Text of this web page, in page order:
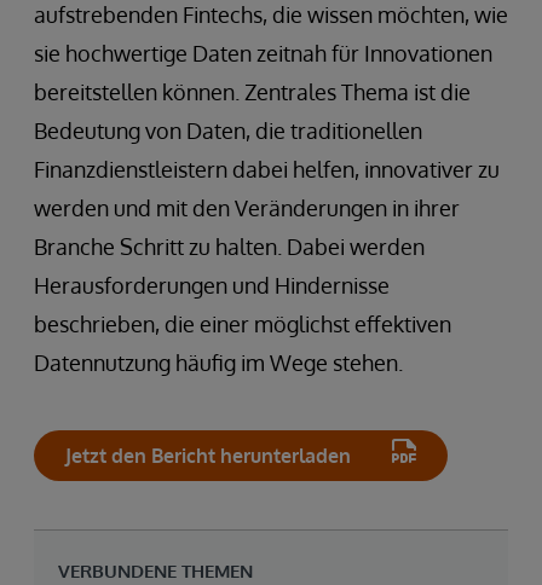
aufstrebenden Fintechs, die wissen möchten, wie
sie hochwertige Daten zeitnah für Innovationen
bereitstellen können. Zentrales Thema ist die
Bedeutung von Daten, die traditionellen
Finanzdienstleistern dabei helfen, innovativer zu
werden und mit den Veränderungen in ihrer
Branche Schritt zu halten. Dabei werden
Herausforderungen und Hindernisse
beschrieben, die einer möglichst effektiven
Datennutzung häufig im Wege stehen.
Jetzt den Bericht herunterladen
VERBUNDENE THEMEN